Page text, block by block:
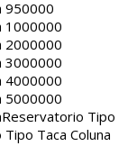
950000
1000000
2000000
3000000
4000000
5000000
Reservatorio Tipo
Taca Coluna